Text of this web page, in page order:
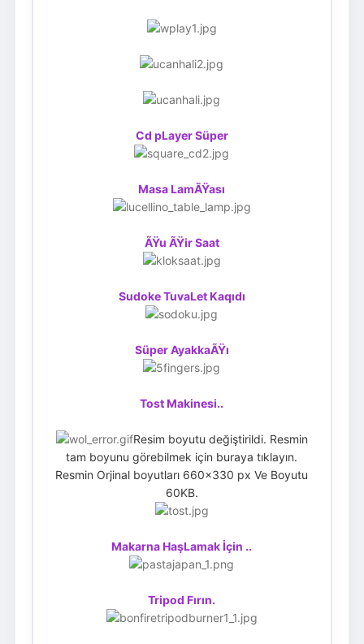
Cd pLayer Süper
Masa LamÃŸası
ÃŸu ÃŸir Saat
Sudoke TuvaLet Kaqıdı
Süper AyakkaÃŸı
Tost Makinesi..
Resim boyutu değiştirildi. Resmin
tam boyunu görebilmek için buraya tıklayın.
Resmin Orjinal boyutları 660x330 px Ve Boyutu
60KB.
Makarna HaşLamak İçin ..
Tripod Fırın.